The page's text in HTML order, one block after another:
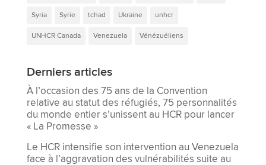
Syria Syrie tchad Ukraine unhcr
UNHCR Canada Venezuela Vénézuéliens
Derniers articles
À l’occasion des 75 ans de la Convention
relative au statut des réfugiés, 75 personnalités
du monde entier s’unissent au HCR pour lancer
« La Promesse »
Le HCR intensifie son intervention au Venezuela
face à l’aggravation des vulnérabilités suite au